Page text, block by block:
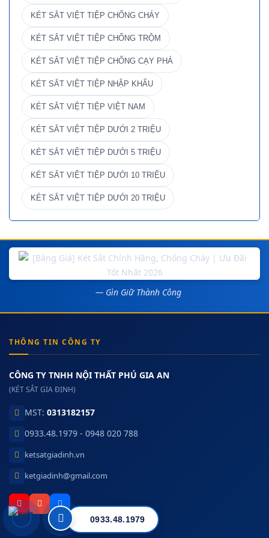
KÉT SẮT VIỆT TIỆP CHỐNG CHÁY
KÉT SẮT VIỆT TIỆP CHỐNG TRỘM
KÉT SẮT VIỆT TIỆP CHỐNG CẠY PHÁ
KÉT SẮT VIỆT TIỆP NHẬP KHẨU
KÉT SẮT VIỆT TIỆP VIỆT NAM
KÉT SẮT VIỆT TIỆP DƯỚI 2 TRIỆU
KÉT SẮT VIỆT TIỆP DƯỚI 5 TRIỆU
KÉT SẮT VIỆT TIỆP DƯỚI 10 TRIỆU
KÉT SẮT VIỆT TIỆP DƯỚI 20 TRIỆU
— Gìn Giữ Thành Công
THÔNG TIN CÔNG TY
CÔNG TY TNHH NỘI THẤT PHÚ GIA AN
(KÉT SẮT GIA ĐỊNH)
MST: 0313182157
0933.48.1979 - 0948 020 788
ketsatgiadinh.vn
ketgiadinh@gmail.com
0933.48.1979